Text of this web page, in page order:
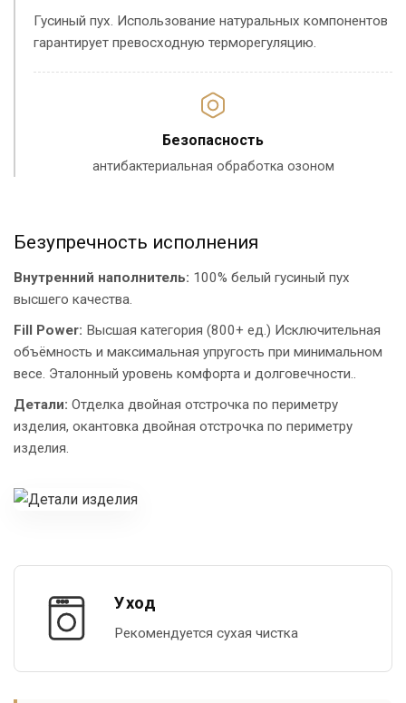
Гусиный пух. Использование натуральных компонентов
гарантирует превосходную терморегуляцию.
Безопасность
антибактериальная обработка озоном
Безупречность исполнения
Внутренний наполнитель: 100% белый гусиный пух
высшего качества.
Fill Power: Высшая категория (800+ ед.) Исключительная
объёмность и максимальная упругость при минимальном
весе. Эталонный уровень комфорта и долговечности..
Детали: Отделка двойная отстрочка по периметру
изделия, окантовка двойная отстрочка по периметру
изделия.
Уход
Рекомендуется сухая чистка